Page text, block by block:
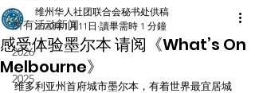
所有活动新闻
2026
2025
感受体验墨尔本 请阅《What’s On
Melbourne》
维州华人社团联合会秘书处供稿
2020年1月11日 讀畢需時 1 分鐘
维多利亚州首府城市墨尔本，有着世界最宜居城